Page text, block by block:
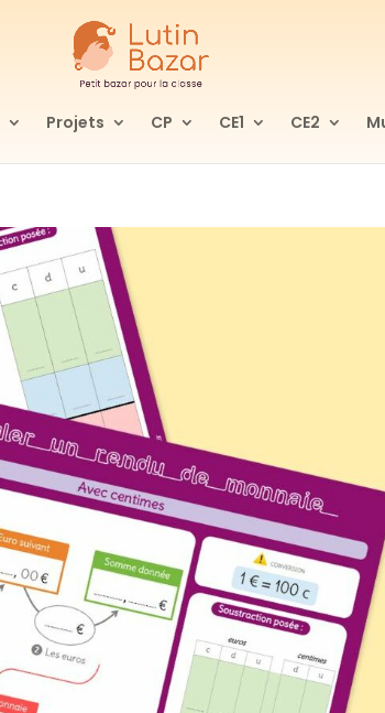
Projets CP CE1 CE2